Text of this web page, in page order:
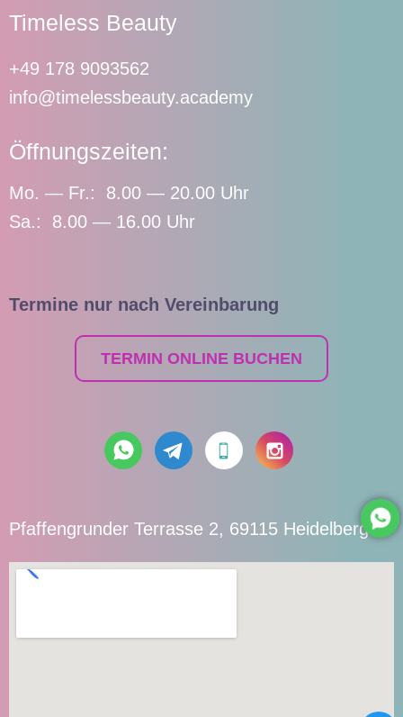
Timeless Beauty
+49 178 9093562
info@timelessbeauty.academy
Öffnungszeiten:
Mo. — Fr.: 8.00 — 20.00 Uhr
Sa.: 8.00 — 16.00 Uhr
Termine nur nach Vereinbarung
TERMIN ONLINE BUCHEN
Pfaffengrunder Terrasse 2, 69115 Heidelberg